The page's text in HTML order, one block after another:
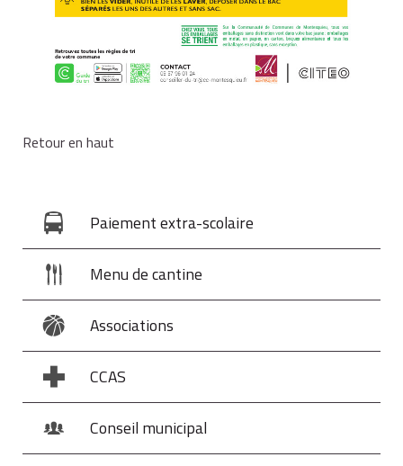
Retour en haut
Paiement extra-scolaire
Menu de cantine
Associations
CCAS
Conseil municipal